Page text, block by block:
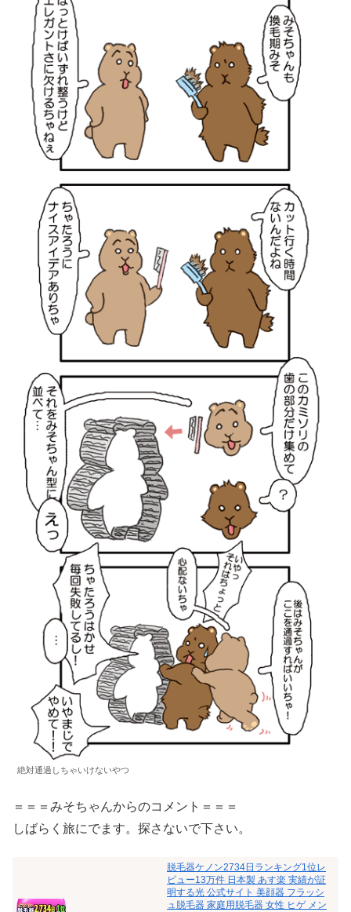
絶対通過しちゃいけないやつ
＝＝＝みそちゃんからのコメント＝＝＝
しばらく旅にでます。探さないで下さい。
脱毛器ケノン2734日ランキング1位レ
ビュー13万件 日本製 あす楽 実績が証
明する光 公式サイト 美顔器 フラッシ
ュ脱毛器 家庭用脱毛器 女性 ヒゲ メン